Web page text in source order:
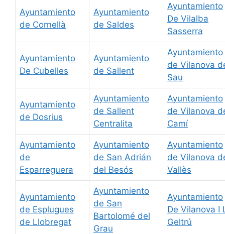
Ayuntamiento
de Cornellà
Ayuntamiento
de Saldes
Ayuntamiento
De Vilalba
Sasserra
Ayuntamiento
De Cubelles
Ayuntamiento
de Sallent
Ayuntamiento
de Vilanova
Sau
Ayuntamiento
de Dosrius
Ayuntamiento
de Sallent
Centralita
Ayuntamiento
de Vilanova
Camí
Ayuntamiento
de
Esparreguera
Ayuntamiento
de San Adrián
del Besós
Ayuntamiento
de Vilanova
Vallès
Ayuntamiento
de Esplugues
de Llobregat
Ayuntamiento
de San
Bartolomé del
Grau
Ayuntamiento
De Vilanova I
Geltrú